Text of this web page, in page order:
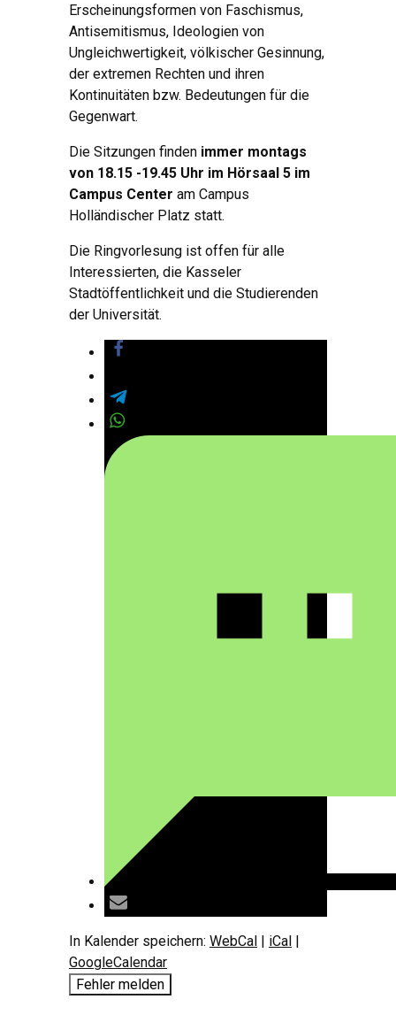
Erscheinungsformen von Faschismus,
Antisemitismus, Ideologien von
Ungleichwertigkeit, völkischer Gesinnung,
der extremen Rechten und ihren
Kontinuitäten bzw. Bedeutungen für die
Gegenwart.
Die Sitzungen finden immer montags
von 18.15 -19.45 Uhr im Hörsaal 5 im
Campus Center am Campus
Holländischer Platz statt.
Die Ringvorlesung ist offen für alle
Interessierten, die Kasseler
Stadtöffentlichkeit und die Studierenden
der Universität.
In Kalender speichern: WebCal | iCal |
GoogleCalendar
Fehler melden